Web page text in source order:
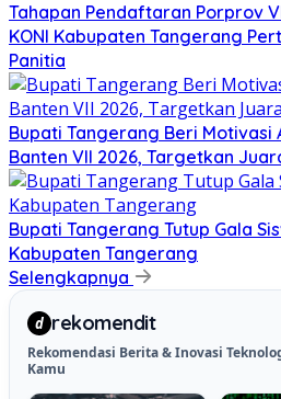
Tahapan Pendaftaran Porprov
KONI Kabupaten Tangerang
Panitia
Bupati Tangerang Beri
Banten VII 2026, Targetkan
Bupati Tangerang Tutup Gala
Kabupaten Tangerang
Selengkapnya
d rekomendit
Rekomendasi Berita & Inovasi
Kamu